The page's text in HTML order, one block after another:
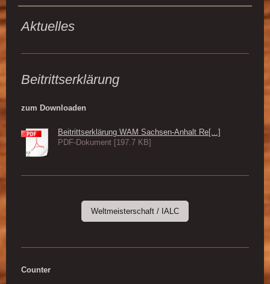
Aktuelles
Beitrittserklärung
zum Downloaden
Beitrittserklärung WAM Sachsen-Anhalt Re[...]
PDF-Dokument [197.7 KB]
Weltmeisterschaft / IALC
Counter